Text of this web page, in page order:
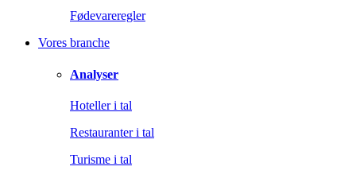
Fødevareregler
Vores branche
Analyser
Hoteller i tal
Restauranter i tal
Turisme i tal